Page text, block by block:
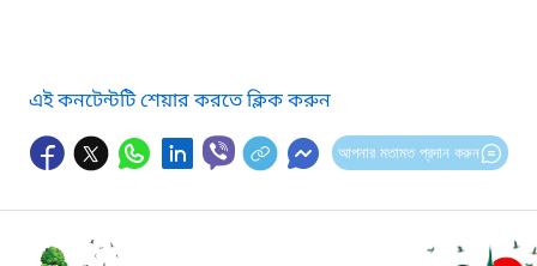
এই কনটেন্টটি শেয়ার করতে ক্লিক করুন
আপনার মতামত প্রদান করুন